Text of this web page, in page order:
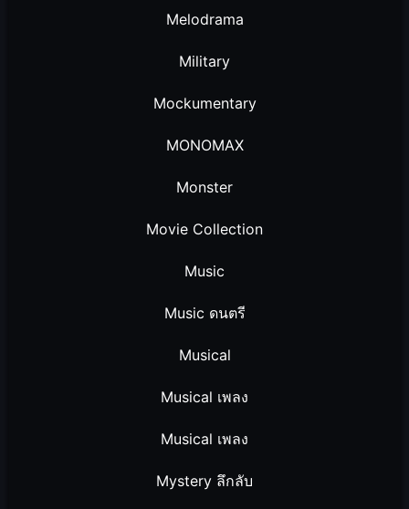
Melodrama
Military
Mockumentary
MONOMAX
Monster
Movie Collection
Music
Music ดนตรี
Musical
Musical เพลง
Musical เพลง
Mystery ลึกลับ